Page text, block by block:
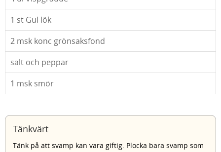
1 st Gul lök
2 msk konc grönsaksfond
salt och peppar
1 msk smör
Tänkvärt
Tänk på att svamp kan vara giftig. Plocka bara svamp som